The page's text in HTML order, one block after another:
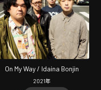
On My Way / Idaina Bonjin
2021年